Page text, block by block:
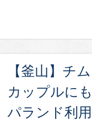
【釜山】チ
カップルに
パランド利